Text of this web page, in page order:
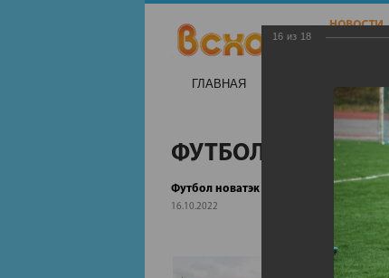
ГЛАВНАЯ НОВОСТИ
ФУТБОЛ НОВАТЭК
Футбол новатэк
16.10.2022
16 из 18